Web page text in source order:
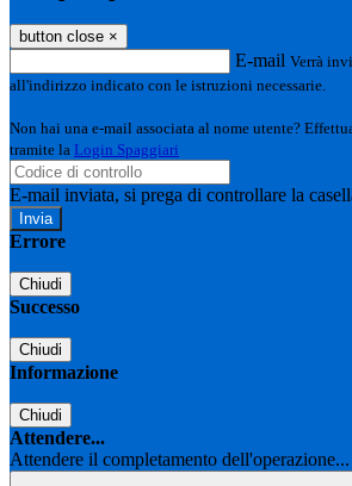
button close ×
E-mail Verrà
all'indirizzo indicato con le istruzioni necessarie.
Non hai una e-mail associata al nome utente?
tramite la Login Spaggiari
E-mail inviata, si prega di controllare la
Errore
Chiudi
Successo
Chiudi
Informazione
Chiudi
Attendere...
Attendere il completamento dell'operazione...